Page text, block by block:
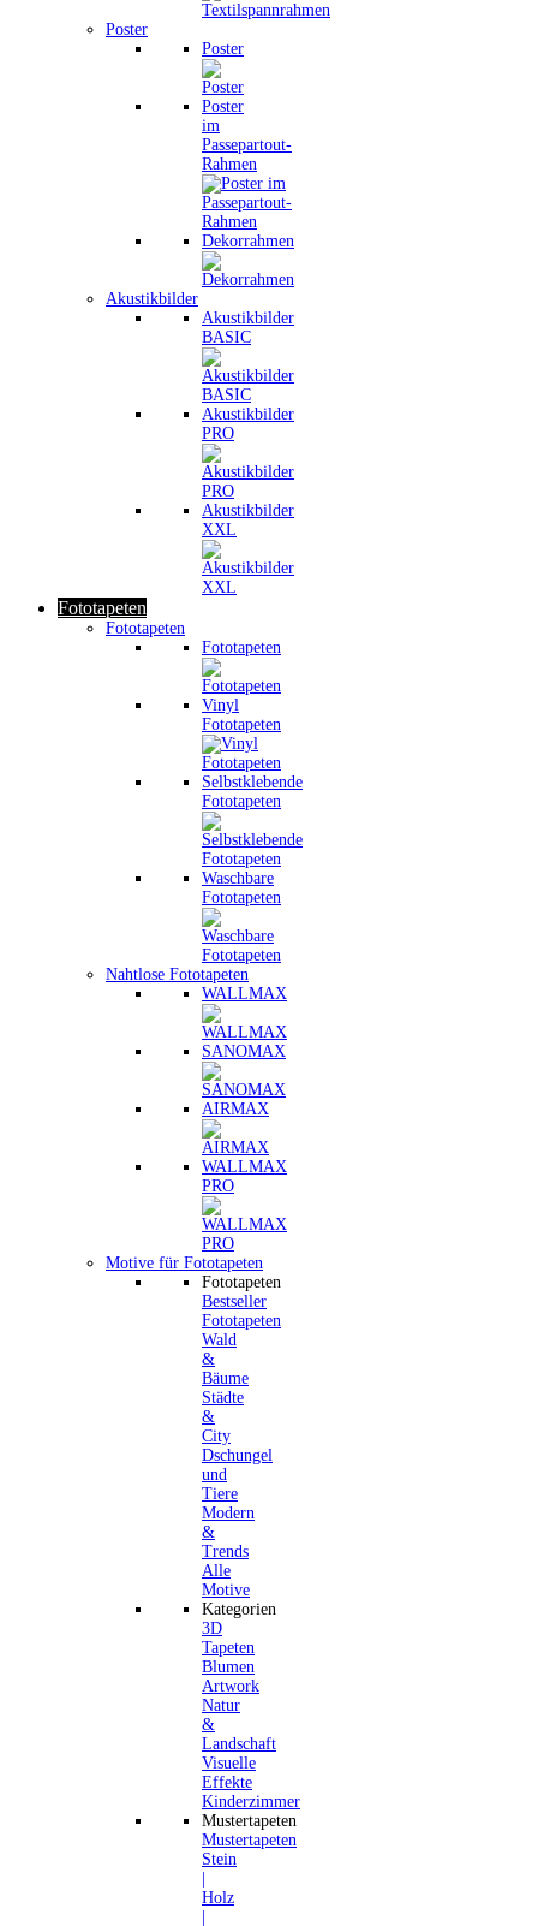
Poster
Poster
Poster
im
Passepartout-
Rahmen
Dekorrahmen
Akustikbilder
Akustikbilder
BASIC
Akustikbilder
PRO
Akustikbilder
XXL
Fototapeten
Fototapeten
Fototapeten
Vinyl
Fototapeten
Selbstklebende
Fototapeten
Waschbare
Fototapeten
Nahtlose Fototapeten
WALLMAX
SANOMAX
AIRMAX
WALLMAX
PRO
Motive für Fototapeten
Fototapeten
Bestseller
Fototapeten
Wald
&
Bäume
Städte
&
City
Dschungel
und
Tiere
Modern
&
Trends
Alle
Motive
Kategorien
3D
Tapeten
Blumen
Artwork
Natur
&
Landschaft
Visuelle
Effekte
Kinderzimmer
Mustertapeten
Mustertapeten
Stein
Holz